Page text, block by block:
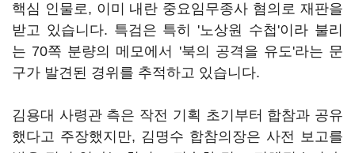
핵심 인물로, 이미 내란 중요임무종사 혐의로 재판을
받고 있습니다. 특검은 특히 '노상원 수첩'이라 불리
는 70쪽 분량의 메모에서 '북의 공격을 유도'라는 문
구가 발견된 경위를 추적하고 있습니다.
김용대 사령관 측은 작전 기획 초기부터 합참과 공유
했다고 주장했지만, 김명수 합참의장은 사전 보고를